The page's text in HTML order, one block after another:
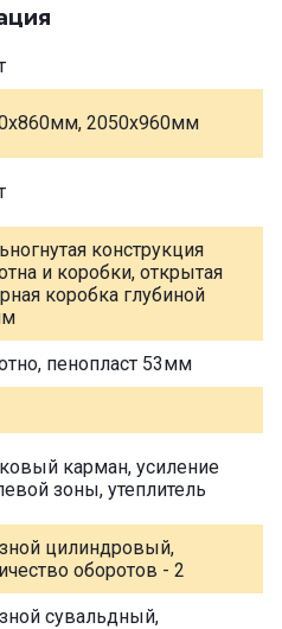
2050х960мм
конструкция
и коробки, открытая
коробка глубиной
пенопласт 53мм
карман, усиление
зоны, утеплитель
цилиндровый,
оборотов - 2
сувальдный,